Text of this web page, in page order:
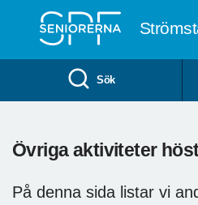
Sök
Övriga aktiviteter
På denna sida listar vi